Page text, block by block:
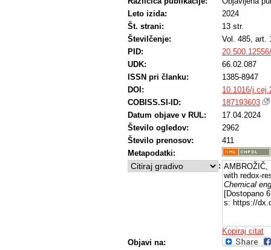
Leto izida:
2024
Št. strani:
13 str.
Številčenje:
Vol. 485, art.
PID:
UDK:
66.02.087
ISSN pri članku:
1385-8947
DOI:
10.1016/
COBISS.SI-ID:
187193603
Datum objave v RUL:
17.04.2024
Število ogledov:
2962
Število prenosov:
411
Metapodatki:
: AMBROŽIČ,
with redox-
Chemical
[Dostopano
s: https://
Kopiraj citat
Objavi na: